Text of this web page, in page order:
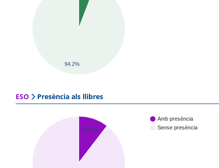
94.2%
ESO Presència als llibres
Amb presència
Sense presència
10.4%